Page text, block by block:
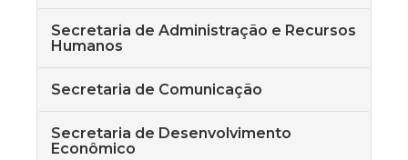
Secretaria de Administração e Recursos
Humanos
Secretaria de Comunicação
Secretaria de Desenvolvimento
Econômico